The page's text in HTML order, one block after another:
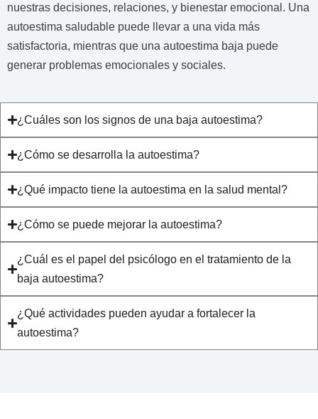
nuestras decisiones, relaciones, y bienestar emocional. Una
autoestima saludable puede llevar a una vida más
satisfactoria, mientras que una autoestima baja puede
generar problemas emocionales y sociales.
¿Cuáles son los signos de una baja autoestima?
¿Cómo se desarrolla la autoestima?
¿Qué impacto tiene la autoestima en la salud mental?
¿Cómo se puede mejorar la autoestima?
¿Cuál es el papel del psicólogo en el tratamiento de la
baja autoestima?
¿Qué actividades pueden ayudar a fortalecer la
autoestima?